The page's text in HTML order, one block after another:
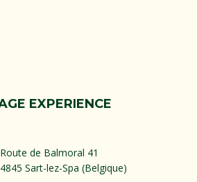
EXPERIENCE
Route de Balmoral 41
4845 Sart-lez-Spa (Belgique)